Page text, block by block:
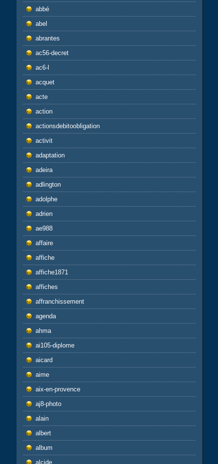
abbé
abel
abrantes
ac56-decret
ac6-l
acquet
acte
action
actionsdebitoobligation
activit
adaptation
adeira
adlington
adolphe
adrien
ae988
affaire
affiche
affiche1871
affiches
affranchissement
agenda
ahma
ai105-diplome
aicard
aime
aix-en-provence
aj8-photo
alain
albert
album
alcide